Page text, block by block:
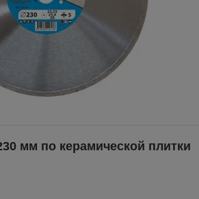
мм по керамической плитки